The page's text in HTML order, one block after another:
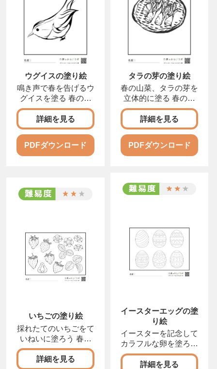
ウグイスの塗り絵
鳴き声で春を告げるウ
グイスを塗る 春の訪
れを告げる鳥、ウグイ
詳細を見る
PDFダウンロード
タラの芽の塗り絵
春の山菜、タラの芽を
立体的に塗る 春の山
菜として親しまれるタ
詳細を見る
PDFダウンロード
いちごの塗り絵
採れたてのいちごをて
いねいに塗ろう 春を
感じさせる甘酸っぱい
詳細を見る
イースターエッグの塗
り絵
イースターを記念して
カラフルな卵を塗ろう
春の訪れを祝うイー
詳細を見る